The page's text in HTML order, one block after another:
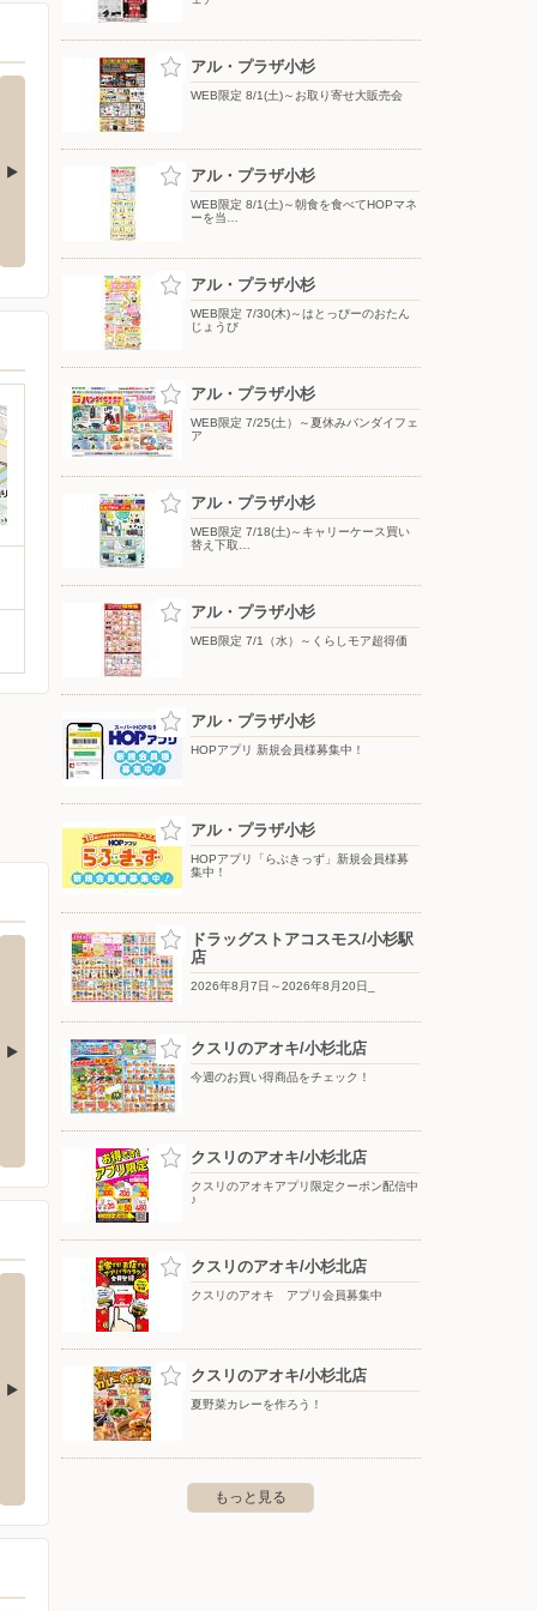
を食べて
WEB限定 8/1(土)〜ちびっ子健康
マラソン大会
WEB限定 8/1(土)〜ブラックフォ
ビオ/アピタ富山東店
冨居3-8-38
バースデイ/呉羽店
〒930-0175 富山県富山市願海寺土福512-1
中条1-1
地8街区1
アル・プラザ小杉
WEB限定 8/1(土)～お取り寄せ大販売会
アル・プラザ小杉
WEB限定 8/1(土)～朝食を食べてHOPマネ
ーを当…
アル・プラザ小杉
WEB限定 7/30(木)～はとっぴーのおたん
じょうび
アル・プラザ小杉
WEB限定 7/25(土）～夏休みバンダイフェ
ア
アル・プラザ小杉
WEB限定 7/18(土)～キャリーケース買い
替え下取…
アル・プラザ小杉
WEB限定 7/1（水）～くらしモア超得価
アル・プラザ小杉
HOPアプリ 新規会員様募集中！
アル・プラザ小杉
HOPアプリ「らぶきっず」新規会員様募
集中！
ドラッグストアコスモス/小杉駅
店
2026年8月7日～2026年8月20日_
クスリのアオキ/小杉北店
今週のお買い得商品をチェック！
クスリのアオキ/小杉北店
クスリのアオキアプリ限定クーポン配信中
♪
クスリのアオキ/小杉北店
クスリのアオキ アプリ会員募集中
クスリのアオキ/小杉北店
夏野菜カレーを作ろう！
もっと見る